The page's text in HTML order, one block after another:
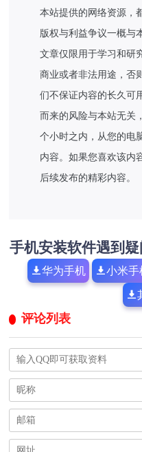
本站提供的网络资源，
版权与利益争议一概与
文章仅限用于学习和研
商业或者非法用途，否
们不保证内容的长久可
而来的风险与本站无关
个小时之内，从您的电
内容。如果您喜欢该内
后续发布的精彩内容。
手机安装软件遇到
华为手机 小米手
评论列表